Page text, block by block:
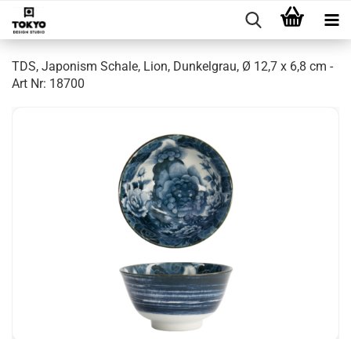
TDS, Japonism Schale, Lion, Dunkelgrau, Ø 12,7 x 6,8 cm -
Art Nr: 18700